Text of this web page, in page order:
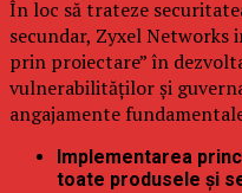
În loc să trateze
secundar, Zyxel Networks
prin proiectare” în
vulnerabilităților și
angajamente
Implementarea
toate produsele și